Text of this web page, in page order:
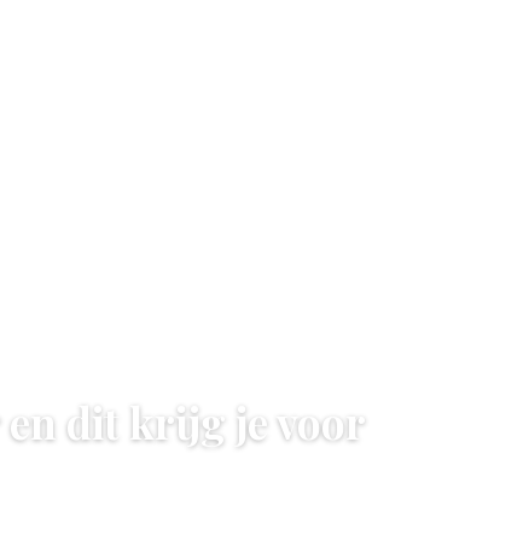
dit krijg je voor